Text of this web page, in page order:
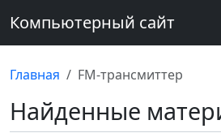
Компьютерный сайт
Главная FM-трансмиттер
Найденные